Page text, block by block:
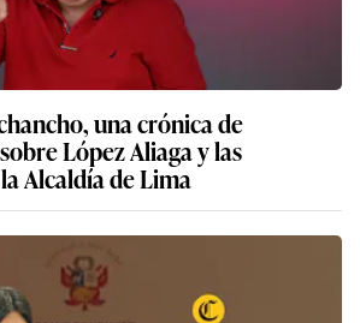
una crónica de
López Aliaga y las
Alcaldía de Lima